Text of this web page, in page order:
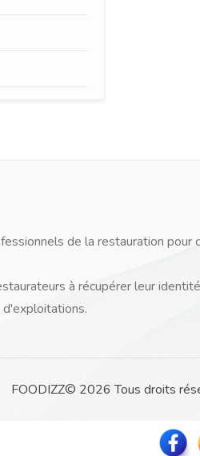
de la restauration
à récupérer leur
FOODIZZ© 2026 Tous droits